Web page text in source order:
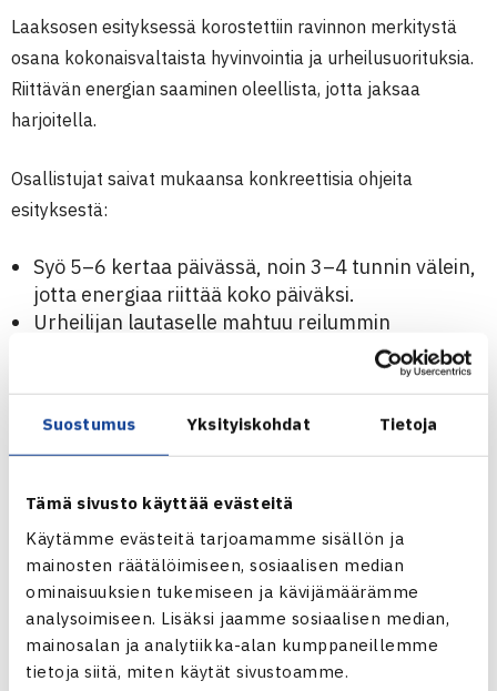
Suostumus Yksityiskohdat Tietoja
Tämä sivusto käyttää evästeitä
Käytämme evästeitä tarjoamamme sisällön ja
mainosten räätälöimiseen, sosiaalisen median
ominaisuuksien tukemiseen ja kävijämäärämme
analysoimiseen. Lisäksi jaamme sosiaalisen median,
mainosalan ja analytiikka-alan kumppaneillemme
tietoja siitä, miten käytät sivustoamme.
Laaksosen esityksessä korostettiin ravinnon merkitystä
osana kokonaisvaltaista hyvinvointia ja urheilusuorituksia.
Riittävän energian saaminen oleellista, jotta jaksaa
harjoitella.
Osallistujat saivat mukaansa konkreettisia ohjeita
esityksestä:
Syö 5–6 kertaa päivässä, noin 3–4 tunnin välein,
jotta energiaa riittää koko päiväksi.
Urheilijan lautaselle mahtuu reilummin
hiilihydraatteja – ne ovat lihasten tärkein
kasviksia ja hyvää rasvaa.
Täysjyväleipä on erinomainen osa terveellistä
palaa päivässä.
Välipalavinkki
Maista tätä herkullista ja helppoa vaihtoehtoa:
Puikula täysjyväleipä, päälle maapähkinävoita sekä
siivutettua banaania ja omenaa. Täynnä energiaa ja